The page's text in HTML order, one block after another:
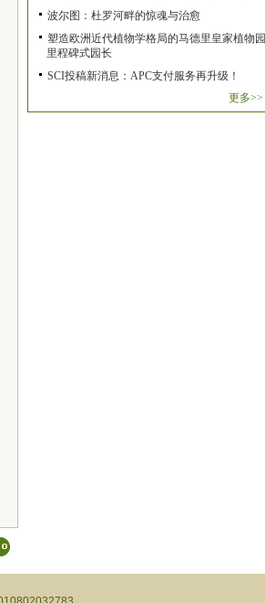
波尔图：杜罗河畔的惊魂与治愈
塑造欧洲近代植物学格局的马德里皇家植物园
里程碑式园长
SCI投稿新消息：APC支付服务再升级！
更多>>